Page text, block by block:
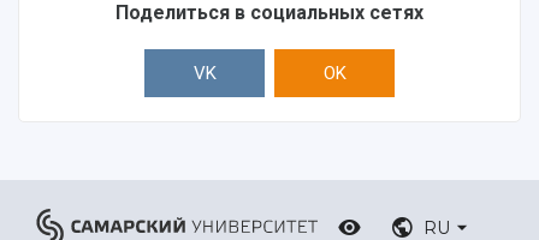
Поделиться в социальных сетях
VK OK
RU